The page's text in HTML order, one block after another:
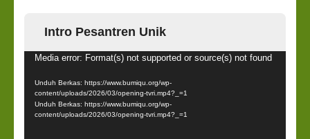
Intro Pesantren Unik
Pemutar
Media error: Format(s) not supported or source(s) not found
Unduh Berkas: https://www.bumiqu.org/wp-
content/uploads/2026/03/opening-tvri.mp4?_=1
Unduh Berkas: https://www.bumiqu.org/wp-
content/uploads/2026/03/opening-tvri.mp4?_=1